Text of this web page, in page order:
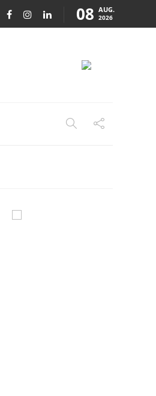
08 AUG.
2026